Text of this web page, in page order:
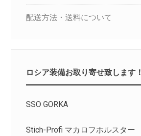
配送方法・送料について
ロシア装備お取り寄せ致します！
SSO GORKA
Stich-Profi マカロフホルスター